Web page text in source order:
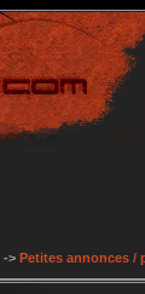
-> Petites annonces /